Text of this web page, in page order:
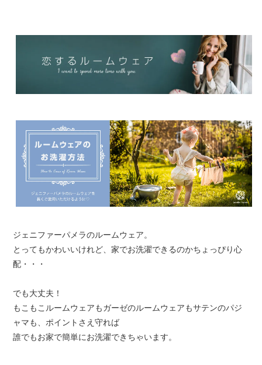
ジェニファーパメラのルームウェア。
とってもかわいいけれど、家でお洗濯できるのかちょっぴり心
配・・・
でも大丈夫！
もこもこルームウェアもガーゼのルームウェアもサテンのパジ
ャマも、ポイントさえ守れば
誰でもお家で簡単にお洗濯できちゃいます。